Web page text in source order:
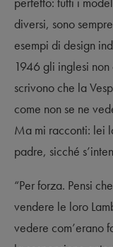
diversi, sono
esempi di design
1946 gli inglesi
scrivono che la
come non se ne
Ma mi racconti: lei
padre, sicché
“Per forza. Pensi
vendere le loro
vedere com’erano